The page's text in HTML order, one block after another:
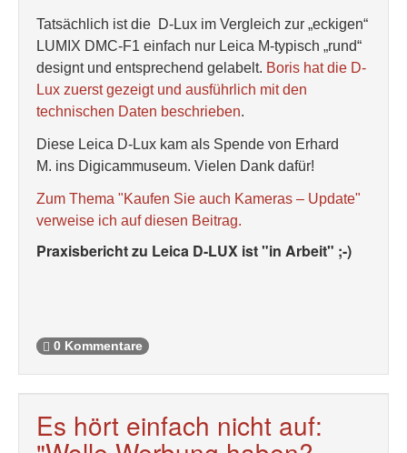
Tatsächlich ist die D-Lux im Vergleich zur „eckigen“
LUMIX DMC-F1 einfach nur Leica M-typisch „rund“
designt und entsprechend gelabelt. Boris hat die D-
Lux zuerst gezeigt und ausführlich mit den
technischen Daten beschrieben.
Diese Leica D-Lux kam als Spende von Erhard
M. ins Digicammuseum. Vielen Dank dafür!
Zum Thema "Kaufen Sie auch Kameras – Update"
verweise ich auf diesen Beitrag.
Praxisbericht zu Leica D-LUX ist "in Arbeit" ;-)
0 Kommentare
Es hört einfach nicht auf: